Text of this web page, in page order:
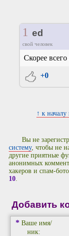
1 ed
свой человек
Скорее
+0
↑ к
Вы не
систему, чтобы не
другие приятные
анонимных
хакеров и спам-
10
Добавить
* Ваше имя/
ник: